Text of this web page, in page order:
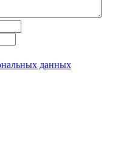
данных